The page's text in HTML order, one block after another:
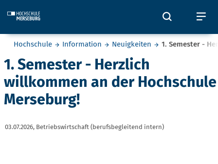
Öffnet
Sie befinden sich hier:
Hochschule Information Neuigkeiten 1. Semester -
1. Semester - Herzlich
willkommen an der Hochschule
Merseburg!
03.07.2026, Betriebswirtschaft (berufsbegleitend intern)